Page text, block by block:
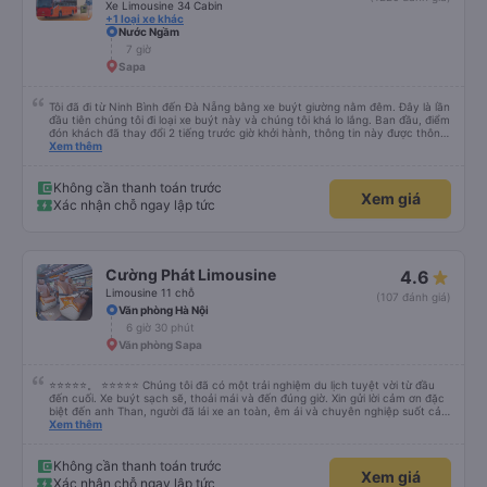
Xe Limousine 34 Cabin
+1 loại xe khác
Nước Ngầm
7 giờ
Sapa
Tôi đã đi từ Ninh Bình đến Đà Nẵng bằng xe buýt giường nằm đêm. Đây là lần
đầu tiên chúng tôi đi loại xe buýt này và chúng tôi khá lo lắng. Ban đầu, điểm
đón khách đã thay đổi 2 tiếng trước giờ khởi hành, thông tin này được thông
báo qua email. Chúng tôi đến đúng địa điểm lúc 9 giờ nhưng xe buýt không
phút. Khi xe buýt đến, tài xế đã đến tận nơi giúp đỡ chúng tôi và nhân viên
chăm sóc khách hàng cũng đã xác nhận qua email. Xe buýt sạch sẽ và
giường ngủ thoải mái. Tài xế rất tốt bụng và chu đáo vì biết chúng tôi là
Xem thêm
Không cần thanh toán trước
Xác nhận chỗ ngay lập tức
Xem giá
Cường Phát Limousine
Limousine 11 chỗ
4.6
(107 đánh giá)
Văn phòng Hà Nội
6 giờ 30 phút
Văn phòng Sapa
⭐⭐⭐⭐⭐。 ⭐⭐⭐⭐⭐ Chúng tôi đã có một trải nghiệm du lịch tuyệt vời từ đầu
đến cuối. Xe buýt sạch sẽ, thoải mái và đến đúng giờ. Xin gửi lời cảm ơn đặc
biệt đến anh Than, người đã lái xe an toàn, êm ái và chuyên nghiệp suốt cả
hành trình. Sự cẩn thận của anh ấy khiến chúng tôi cảm thấy thoải mái và
và luôn nhanh chóng trả lời các câu hỏi của chúng tôi. Mọi thứ đều được tổ
chức tốt, khiến chuyến đi của chúng tôi suôn sẻ, thú vị và hoàn toàn không
Xem thêm
Không cần thanh toán trước
Xác nhận chỗ ngay lập tức
Xem giá